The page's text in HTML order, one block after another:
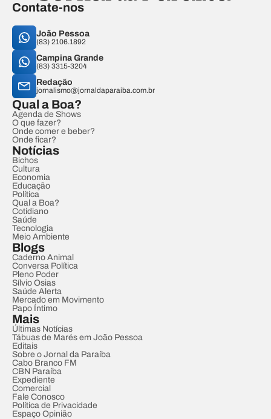
Contate-nos
João Pessoa
(83) 2106.1892
Campina Grande
(83) 3315-3204
Redação
jornalismo@jornaldaparaiba.com.br
Qual a Boa?
Agenda de Shows
O que fazer?
Onde comer e beber?
Onde ficar?
Notícias
Bichos
Cultura
Economia
Educação
Política
Qual a Boa?
Cotidiano
Saúde
Tecnologia
Meio Ambiente
Blogs
Caderno Animal
Conversa Política
Pleno Poder
Sílvio Osias
Saúde Alerta
Mercado em Movimento
Papo Íntimo
Mais
Últimas Notícias
Tábuas de Marés em João Pessoa
Editais
Sobre o Jornal da Paraíba
Cabo Branco FM
CBN Paraíba
Expediente
Comercial
Fale Conosco
Política de Privacidade
Espaço Opinião